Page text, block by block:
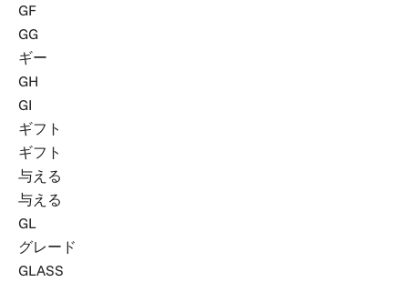
GF
GG
ギー
GH
GI
ギフト
ギフト
与える
与える
GL
グレード
GLASS